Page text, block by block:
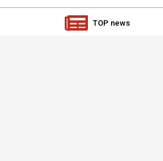
TOP news